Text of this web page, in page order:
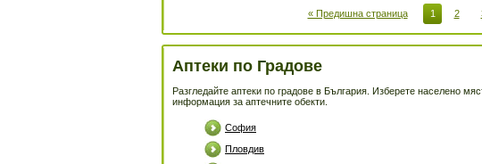
« Предишна страница 1 2
Аптеки по Градове
Разгледайте аптеки по градове в България. Изберете населено
информация за аптечните обекти.
София
Пловдив